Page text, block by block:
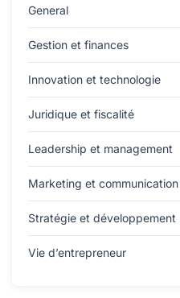
General
Gestion et finances
Innovation et technologie
Juridique et fiscalité
Leadership et management
Marketing et communication
Stratégie et développement
Vie d’entrepreneur